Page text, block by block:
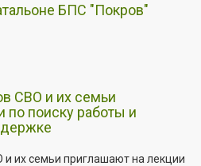
БПС "Покров"
СВО и их семьи
по поиску работы и
и их семьи приглашают на лекции